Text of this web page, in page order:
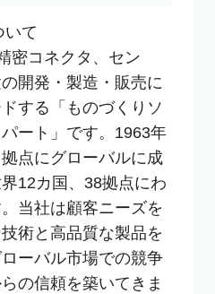
いて
密コネクタ、セン
開発・製造・販売に
する「ものづくりソ
ート」です。1963年
点にグローバルに成
12カ国、38拠点にわ
当社は顧客ニーズを
術と高品質な製品を
ーバル市場での競争
の信頼を築いてきま